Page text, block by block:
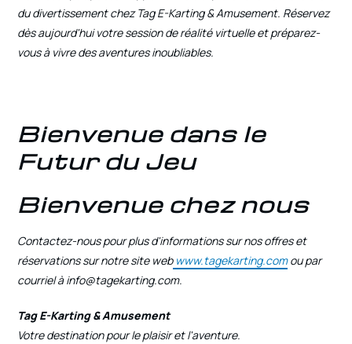
du divertissement chez Tag E-Karting & Amusement. Réservez
dès aujourd'hui votre session de réalité virtuelle et préparez-
vous à vivre des aventures inoubliables.
Bienvenue dans le
Futur du Jeu
Bienvenue chez nous
Contactez-nous pour plus d'informations sur nos offres et
réservations sur notre site web www.tagekarting.comou par
courriel àinfo@tagekarting.com.
Tag E-Karting & Amusement
Votre destination pour le plaisir et l'aventure.